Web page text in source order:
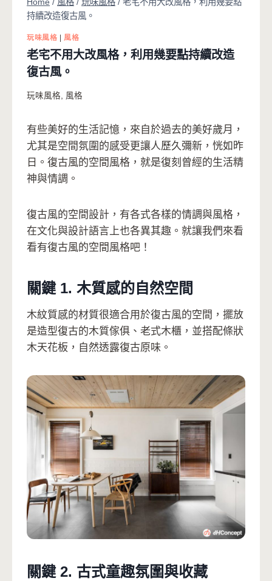
持續改造復古風。
玩味風格 | 風格
老宅不用大改風格，利用幾要點持續改造
復古風。
玩味風格, 風格
有些美好的生活記憶，來自於過去的美好歲月，
尤其是空間氛圍的感受更讓人歷久彌新，恍如昨
日。復古風的空間風格，就是復刻曾經的生活精
神與情調。
復古風的空間設計，有各式各樣的情調與風格，
在文化與設計語言上也各異其趣。就讓我們來看
看有復古風的空間風格吧！
關鍵 1. 木質感的自然空間
木紋質感的材質很適合用於復古風的空間，擺放
是造型復古的木質傢俱、老式木櫃，並搭配條狀
木天花板，自然透露復古原味。
關鍵 2. 古式童趣氛圍與收藏